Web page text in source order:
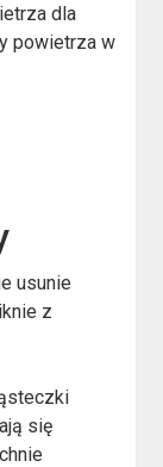
dla
powietrza w
usunie
z
się